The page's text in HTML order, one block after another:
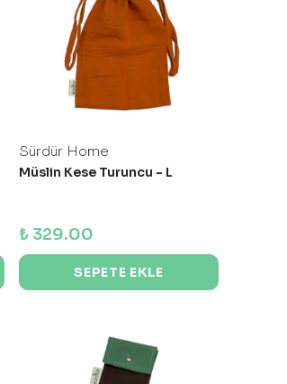
Sürdür Home
Müslin Kese Turuncu - L
₺ 329.00
SEPETE EKLE